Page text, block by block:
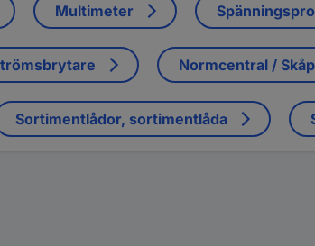
Multimeter
Normcentral / Skåp
Sortimentlådor, sortimentlåda